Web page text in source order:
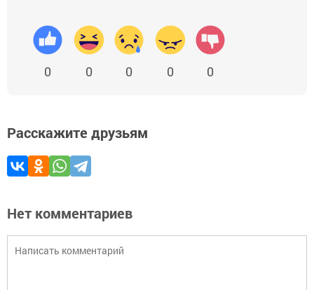
0 0 0 0 0
Расскажите друзьям
Нет комментариев